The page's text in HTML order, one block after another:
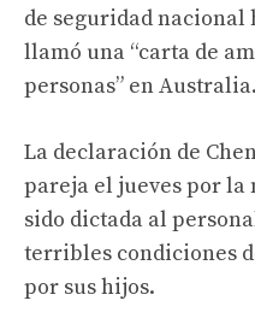
de seguridad
llamó una “carta de
personas” en Australia.
La declaración de
pareja el jueves por la
sido dictada al
terribles condiciones
por sus hijos.